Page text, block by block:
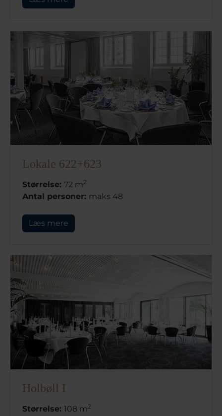
Lokale 622+623
Størrelse: 72 m2
Antal personer: maks 48
Læs mere
Holbøll I
Størrelse: 108 m2